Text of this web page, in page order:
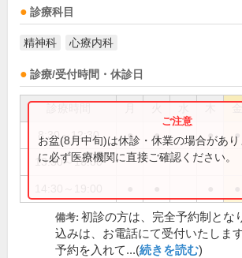
診療科目
精神科 心療内科
診療/受付時間・休診日
8:30～12:30 ● ● ● ●
13:30～16:00
お盆(8月中旬)は休診・休業の場合があ
に必ず医療機関に直接ご確認ください。
備考: 初診の方は、完全予約制とな
込みは、お電話にて受付いたしま
予約を入れて...(続きを読む)